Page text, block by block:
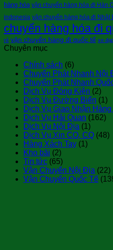
hàng hóa vận chuyển hàng hóa đi Hàn
indonesia vận chuyển hàng hóa đi Nhật
chuyển hàng hóa đi
rẻ vận chuyển hàng đi quốc tế xe
Chuyên mục
Chính sách (6)
Chuyển Phát Nhanh Nội
Chuyển Phát Nhanh
Dịch Vụ Đóng Kiện (2)
Dịch Vụ Đường Biển (1)
Dịch Vụ Giao Nhận Hàng
Dịch Vụ Hải Quan (162)
Dịch Vụ Nội Địa (1)
Dịch Vụ Xin CO, CQ (48)
Hàng Xách Tay (1)
Kho bãi (2)
Tin tức (65)
Vận Chuyển Nội Địa (22)
Vận Chuyển Quốc Tế